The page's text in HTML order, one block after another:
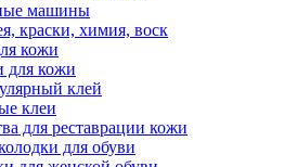
машины
краски, химия, воск
кожи
для кожи
клей
клеи
для реставрации кожи
для обуви